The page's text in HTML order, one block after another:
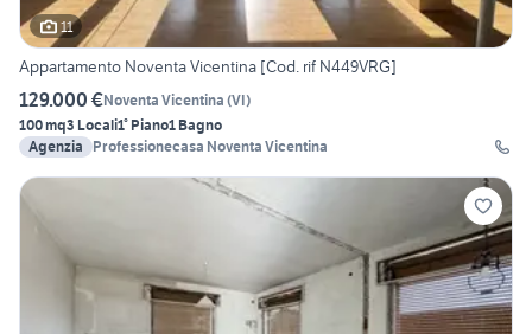
11
Appartamento Noventa Vicentina [Cod. rif N449VRG]
129.000 €Noventa Vicentina (VI)
100 mq3 Locali1° Piano1 Bagno
Agenzia
Professionecasa Noventa Vicentina